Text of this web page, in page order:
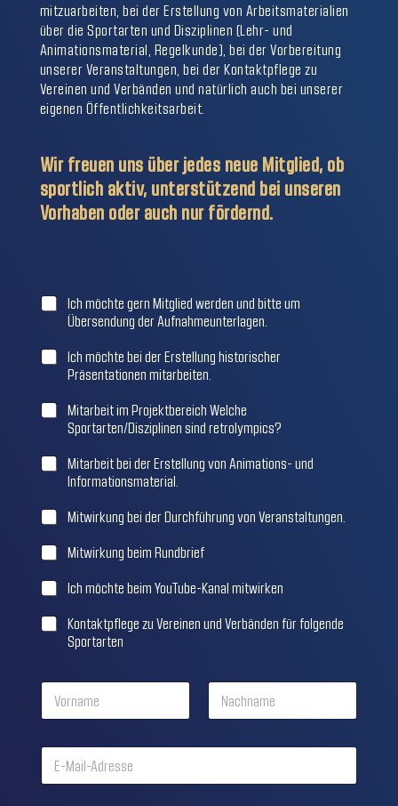
mitzuarbeiten, bei der Erstellung von Arbeitsmaterialien
über die Sportarten und Disziplinen (Lehr- und
Animationsmaterial, Regelkunde), bei der Vorbereitung
unserer Veranstaltungen, bei der Kontaktpflege zu
Vereinen und Verbänden und natürlich auch bei unserer
eigenen Öffentlichkeitsarbeit.
Wir freuen uns über jedes neue Mitglied, ob
sportlich aktiv, unterstützend bei unseren
Vorhaben oder auch nur fördernd.
C
c
k
o
x
n
Ich möchte gern Mitglied werden und bitte um
Übersendung der Aufnahmeunterlagen.
Ich möchte bei der Erstellung historischer
Präsentationen mitarbeiten.
Mitarbeit im Projektbereich Welche
Sportarten/Disziplinen sind retrolympics?
Mitarbeit bei der Erstellung von Animations- und
Informationsmaterial.
Mitwirkung bei der Durchführung von Veranstaltungen.
Mitwirkung beim Rundbrief
Ich möchte beim YouTube-Kanal mitwirken
Kontaktpflege zu Vereinen und Verbänden für folgende
Sportarten
N
m
E
M